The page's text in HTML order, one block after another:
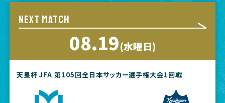
NEXT MATCH
08.19(水曜日)
天皇杯 JFA 第105回全日本サッカー選手権大会1回戦